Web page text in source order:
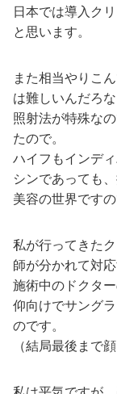
日本では導入ク
と思います。
また相当やりこ
は難しいんだろ
照射法が特殊な
たので。
ハイフもインデ
シンであっても
美容の世界ですの
私が行ってきた
師が分かれて対
施術中のドクタ
仰向けでサング
のです。
（結局最後まで